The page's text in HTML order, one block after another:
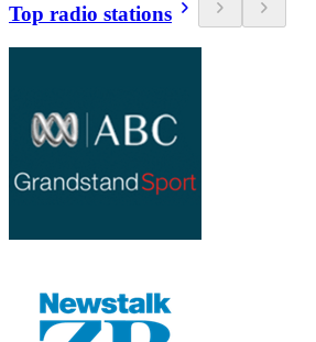
Top radio stations